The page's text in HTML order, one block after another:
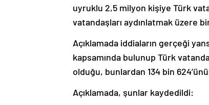
uyruklu 2,5 milyon kişiye Türk
vatandaşları aydınlatmak üzere
Açıklamada iddiaların gerçeği
kapsamında bulunup Türk
olduğu, bunlardan 134 bin
Açıklamada, şunlar kaydedildi: